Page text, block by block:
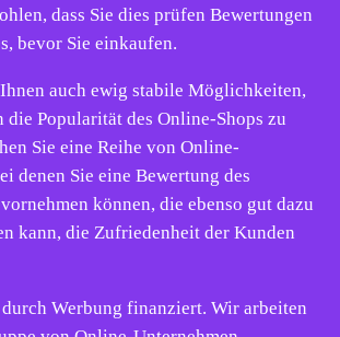
dass Sie dies prüfen Bewertungen
bevor Sie einkaufen.
auch ewig stabile Möglichkeiten,
Popularität des Online-Shops zu
Sie eine Reihe von Online-
denen Sie eine Bewertung des
können, die ebenso gut dazu
kann, die Zufriedenheit der Kunden
Werbung finanziert. Wir arbeiten